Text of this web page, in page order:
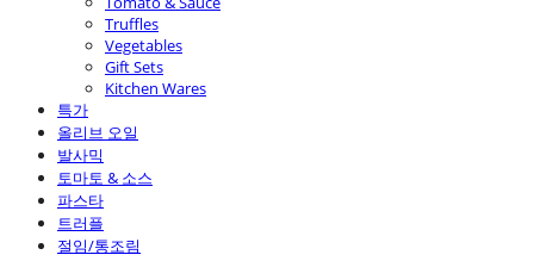
Truffles
Vegetables
Gift Sets
Kitchen Wares
특가
올리브 오일
발사믹
토마토 & 소스
파스타
트러플
절임/통조림